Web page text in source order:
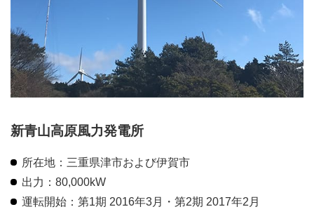
新青山高原風力発電所
所在地：三重県津市および伊賀市
出力：80,000kW
運転開始：第1期 2016年3月・第2期 2017年2月